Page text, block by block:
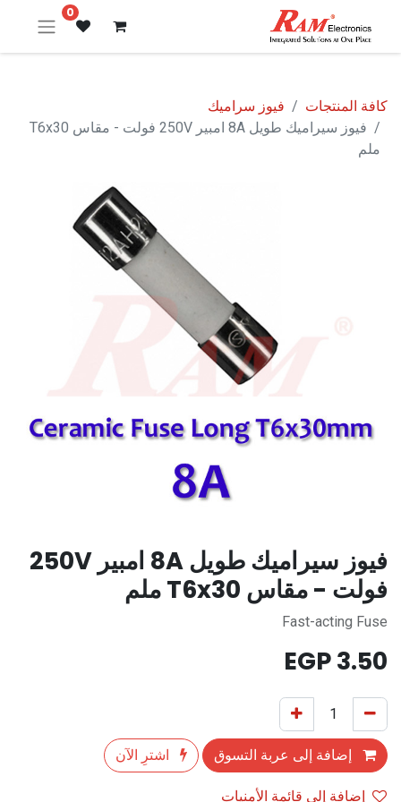
0
كافة المنتجات
فيوز سراميك
فيوز سيراميك طويل 8A امبير 250V فولت - مقاس T6x30
ملم
فيوز سيراميك طويل 8A امبير 250V
فولت - مقاس T6x30 ملم
Fast-acting Fuse
3.50
إضافة إلى عربة التسوق
اشترِ الآن
إضافة إلى قائمة الأمنيات